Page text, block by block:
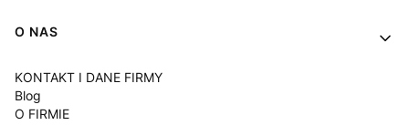
Linki w stopce
O NAS
KONTAKT I DANE FIRMY
Blog
O FIRMIE